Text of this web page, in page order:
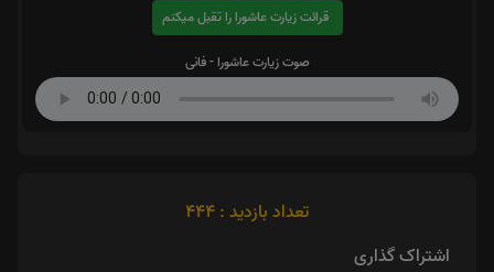
قرائت زیارت عاشورا را تقبل میکنم
صوت زیارت عاشورا - فانی
تعداد بازدید : 444
اشتراک گذاری